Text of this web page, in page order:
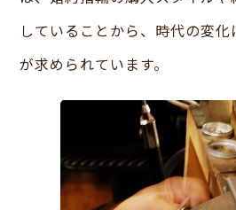
していることから、時代の変
が求められています。